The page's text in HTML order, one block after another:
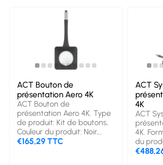
ACT Bouton de
présentation Aero 4K
ACT Bouton de
présentation Aero 4K. Type
de produit: Kit de boutons,
Couleur du produit: Noir,
Quantité: 1 pièce(s)
€165,29 TTC
ACT
4K
ACT
4K.
du